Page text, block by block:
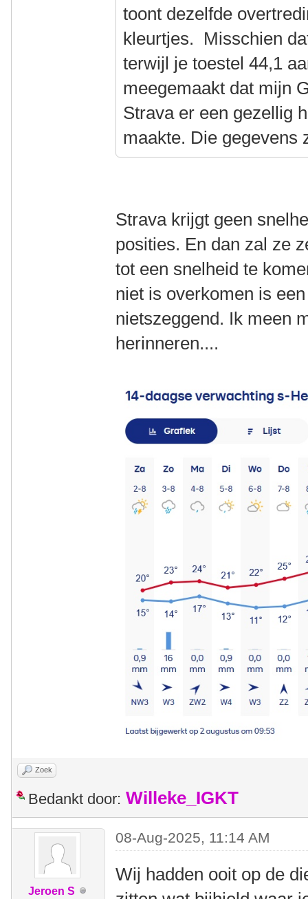
toont dezelfde
kleurtjes. Misschien
terwijl je toestel 44,1
meegemaakt dat mijn
Strava er een gezellig
maakte. Die gegevens
Strava krijgt geen
posities. En dan zal ze
tot een snelheid te
niet is overkomen is
nietszeggend. Ik meen
herinneren....
Zoek
Bedankt door: Willeke_IGKT
Jeroen S
08-Aug-2025, 11:14 AM
Wij hadden ooit op de